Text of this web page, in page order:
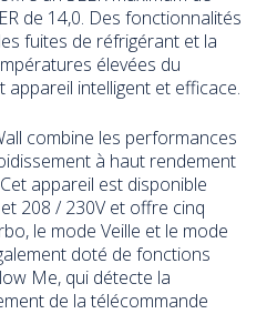
de 14,0. Des fonctionnalités
fuites de réfrigérant et la
élevées du
intelligent et efficace.
combine les performances
à haut rendement
appareil est disponible
208 / 230V et offre cinq
le mode Veille et le mode
doté de fonctions
Me, qui détecte la
de la télécommande